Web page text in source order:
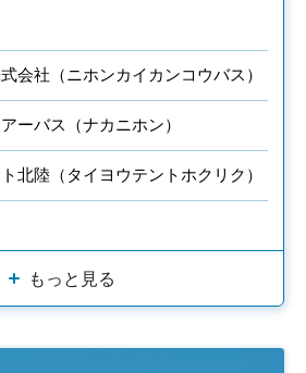
会社（ニホンカイカンコウバス）
ーバス（ナカニホン）
北陸（タイヨウテントホクリク）
もっと見る